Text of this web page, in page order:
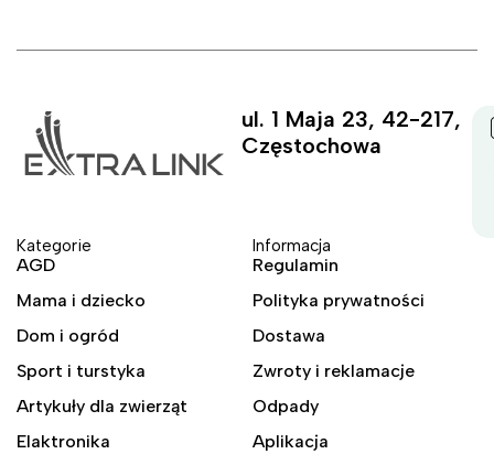
ul. 1 Maja 23, 42-217,
Częstochowa
Kategorie
AGD
Mama i dziecko
Dom i ogród
Sport i turstyka
Artykuły dla zwierząt
Elaktronika
Informacja
Regulamin
Polityka prywatności
Dostawa
Zwroty i reklamacje
Odpady
Aplikacja